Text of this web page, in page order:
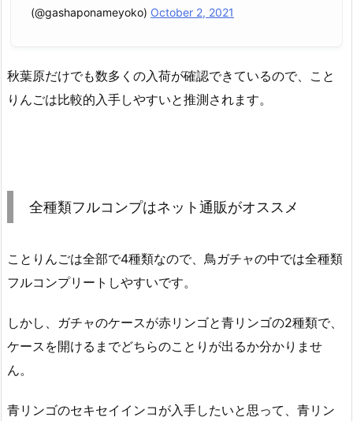
(@gashaponameyoko) October 2, 2021
秋葉原だけでも数多くの入荷が確認できているので、こと
りんごは比較的入手しやすいと推測されます。
全種類フルコンプはネット通販がオススメ
ことりんごは全部で4種類なので、鳥ガチャの中では全種類
フルコンプリートしやすいです。
しかし、ガチャのケースが赤リンゴと青リンゴの2種類で、
ケースを開けるまでどちらのことりが出るか分かりませ
ん。
青リンゴのセキセイインコが入手したいと思って、青リン